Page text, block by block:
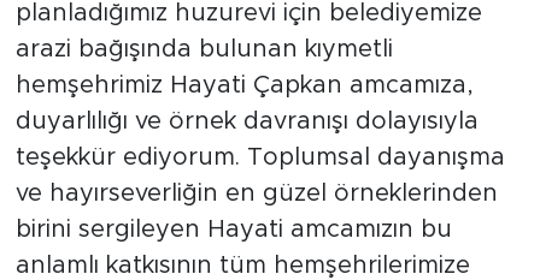
planladığımız huzurevi için belediyemize
arazi bağışında bulunan kıymetli
hemşehrimiz Hayati Çapkan amcamıza,
duyarlılığı ve örnek davranışı dolayısıyla
teşekkür ediyorum. Toplumsal dayanışma
ve hayırseverliğin en güzel örneklerinden
birini sergileyen Hayati amcamızın bu
anlamlı katkısının tüm hemşehrilerimize